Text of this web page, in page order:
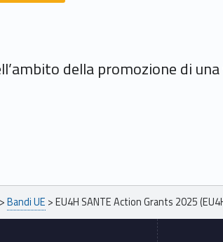
della promozione di
>Bandi UE >EU4H SANTE Action Grants 2025